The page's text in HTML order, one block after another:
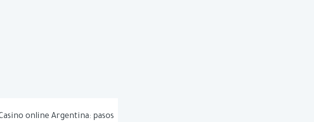
online Argentina: pasos